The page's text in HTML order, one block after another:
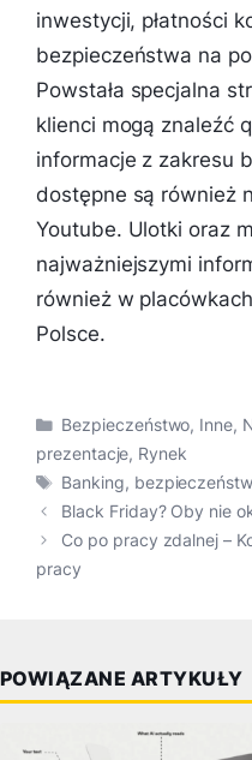
inwestycji, płatności
bezpieczeństwa na
Powstała specjalna
klienci mogą znaleźć
informacje z zakresu
dostępne są również
Youtube. Ulotki oraz
najważniejszymi
również w
Polsce.
Kategorie
Bezpieczeństwo, Inne,
prezentacje, Rynek
Tagi
Banking,
Black Friday? Oby nie
Co po pracy zdalnej –
pracy
POWIĄZANE ARTYKUŁY